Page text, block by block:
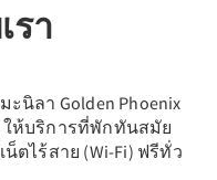
รา
นิลา Golden Phoenix
ให้บริการที่พักทันสมัย
ตไร้สาย (Wi-Fi) ฟรีทั่ว